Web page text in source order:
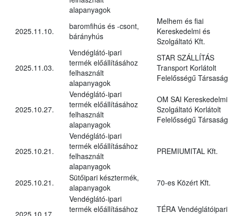
alapanyagok
2025.11.10.
baromfihús és -csont,
bárányhús
Melhem és fiai
Kereskedelmi és
Szolgáltató Kft.
2025.11.03.
Vendéglátó-ipari
termék előállításához
felhasznált
alapanyagok
STAR SZÁLLÍTÁS
Transport Korlátolt
Felelősségű Társaság
2025.10.27.
Vendéglátó-ipari
termék előállításához
felhasznált
alapanyagok
OM SAI
Szolgáltató Korlátolt
Felelősségű Társaság
2025.10.21.
Vendéglátó-ipari
termék előállításához
felhasznált
alapanyagok
PREMIUMITAL Kft.
2025.10.21.
Sütőipari késztermék,
alapanyagok
70-es Közért Kft.
2025.10.17.
Vendéglátó-ipari
termék előállításához
TÉRA Vendéglátóipari